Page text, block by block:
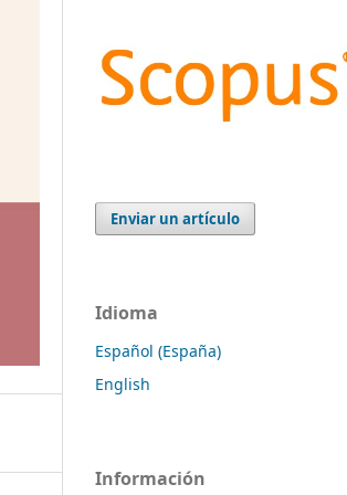
Enviar un artículo
Idioma
Español (España)
English
Información